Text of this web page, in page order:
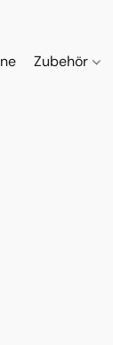
Zubehör